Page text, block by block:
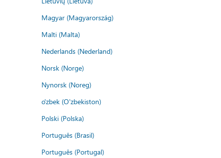
Magyar (Magyarország)
Malti (Malta)
Nederlands (Nederland)
Norsk (Norge)
Nynorsk (Noreg)
o'zbek (O'zbekiston)
Polski (Polska)
Português (Brasil)
Português (Portugal)